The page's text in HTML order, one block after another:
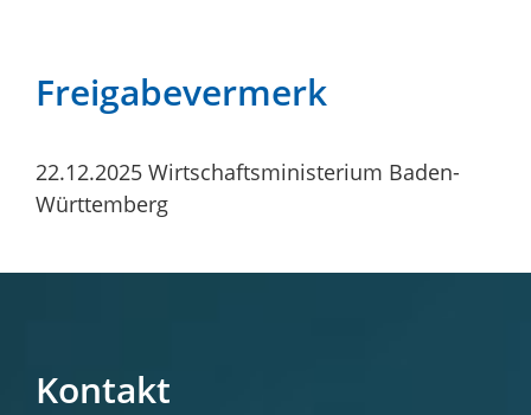
Freigabevermerk
22.12.2025 Wirtschaftsministerium Baden-
Württemberg
Kontakt